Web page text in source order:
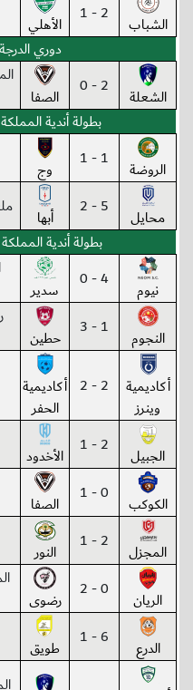
الشباب 2 - 1 الأهلي
دوري الدرجة
الشعلة 2 - 0 الصفا
بطولة أندية المملكة تحت21
الروضة 1 - 1 وج
محايل 5 - 2 أبها
بطولة أندية المملكة تحت18
نيوم 4 - 0 سدير
النجوم 1 - 3 حطين
أكاديمية
وينرز
2 - 2
أكاديمية
الحفر
الجبيل 2 - 1 الأخدود
الكوكب 0 - 1 الصفا
المجزل 2 - 1 النور
الريان 0 - 2 رضوى
الدرع 6 - 1 طويق